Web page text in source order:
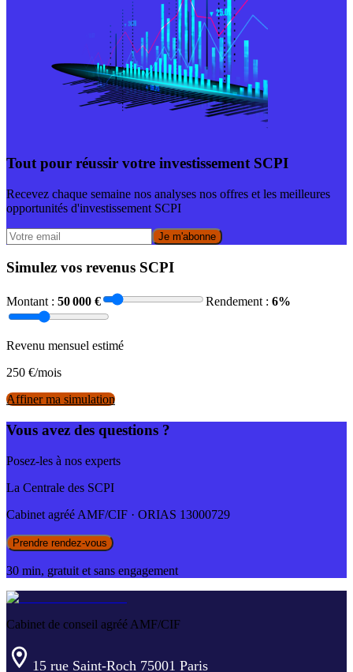
Tout pour réussir votre investissement SCPI
Recevez chaque semaine nos analyses nos offres et les meilleures
opportunités d'investissement SCPI
Je m'abonne
Simulez vos revenus SCPI
Montant : 50 000 € Rendement : 6%
Revenu mensuel estimé
250 €/mois
Affiner ma simulation
Vous avez des questions ?
Posez-les à nos experts
La Centrale des SCPI
Cabinet agréé AMF/CIF · ORIAS 13000729
Prendre rendez-vous
30 min, gratuit et sans engagement
Cabinet de conseil agréé AMF/CIF
15 rue Saint-Roch 75001 Paris